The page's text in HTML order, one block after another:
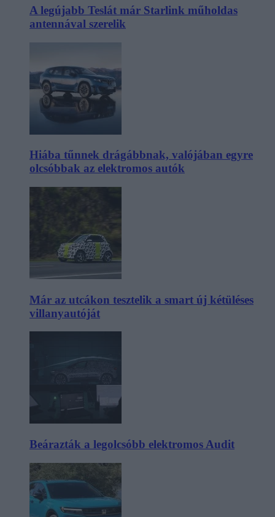
A legújabb Teslát már Starlink műholdas
antennával szerelik
Hiába tűnnek drágábbnak, valójában egyre
olcsóbbak az elektromos autók
Már az utcákon tesztelik a smart új kétüléses
villanyautóját
Beárazták a legolcsóbb elektromos Audit